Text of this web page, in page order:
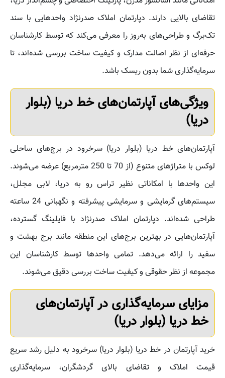
تقاضای بالایی دارند. دپارتمان املاک صدرنژاد واحدهایی با سند
تک‌برگ و طراحی‌های به‌روز را معرفی می‌کند که توسط کارشناسان
حرفه‌ای از نظر اصالت مدارک و کیفیت ساخت بررسی شده‌اند، تا
سرمایه‌گذاری شما بدون ریسک باشد.
ویژگی‌های آپارتمان‌های خط دریا (بلوار
دریا)
آپارتمان‌های خط دریا (بلوار دریا) سرخرود در برج‌های ساحلی
لوکس با متراژهای متنوع (از 70 تا 250 مترمربع) عرضه می‌شوند.
این واحدها با امکاناتی نظیر تراس رو به دریا، لابی مجلل،
سیستم‌های گرمایشی و سرمایشی پیشرفته و نگهبانی 24 ساعته
طراحی شده‌اند. دپارتمان املاک صدرنژاد با فایلینگ گسترده،
آپارتمان‌هایی در بهترین برج‌های این منطقه مانند برج بهشت و
سفید را ارائه می‌دهد. تمامی واحدها توسط کارشناسان این
مجموعه از نظر حقوقی و کیفیت ساخت بررسی دقیق می‌شوند.
مزایای سرمایه‌گذاری در آپارتمان‌های
خط دریا (بلوار دریا)
خرید آپارتمان در خط دریا (بلوار دریا) سرخرود به دلیل رشد سریع
قیمت املاک و تقاضای بالای گردشگران، سرمایه‌گذاری